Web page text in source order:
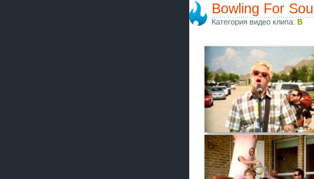
Bowling For
Категория видео клипа: B